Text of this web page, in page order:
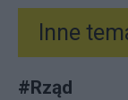
Inne
#Rząd